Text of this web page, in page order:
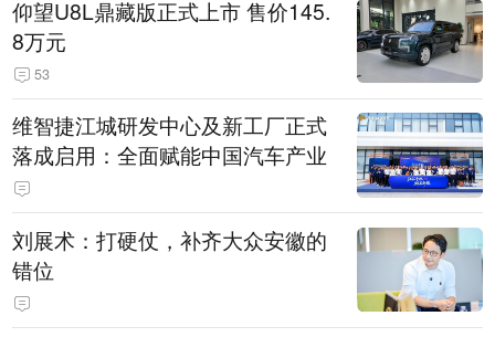
仰望U8L鼎藏版正式上市 售价145.
8万元
53
维智捷江城研发中心及新工厂正式
落成启用：全面赋能中国汽车产业
刘展术：打硬仗，补齐大众安徽的
错位